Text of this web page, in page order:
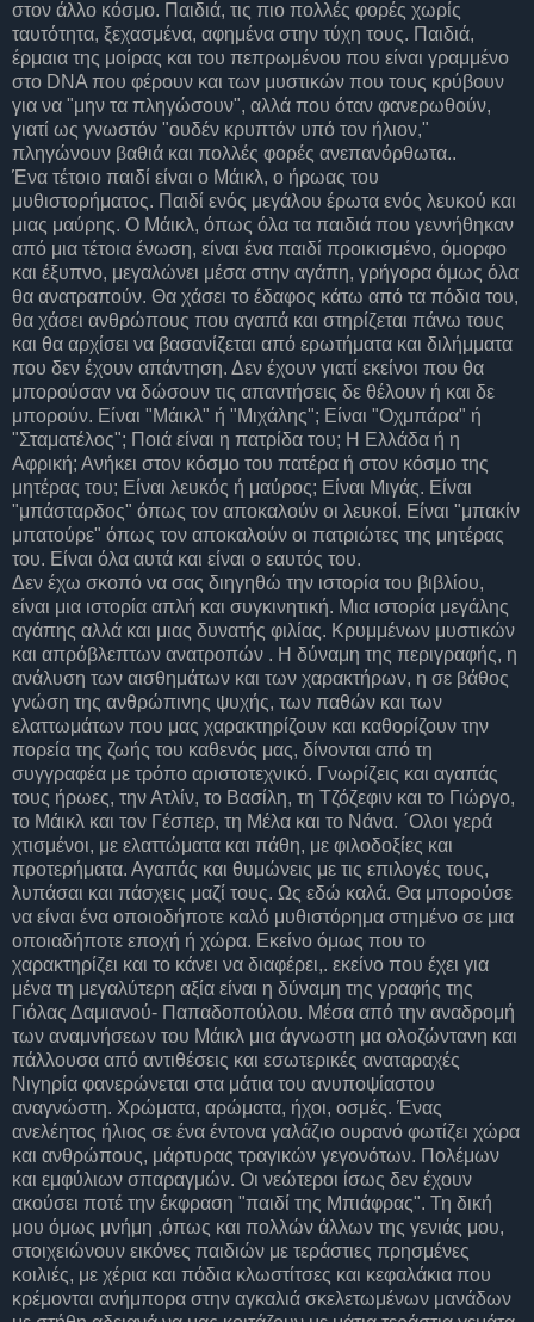
στον άλλο κόσμο. Παιδιά, τις πιο πολλές φορές χωρίς
ταυτότητα, ξεχασμένα, αφημένα στην τύχη τους. Παιδιά,
έρμαια της μοίρας και του πεπρωμένου που είναι γραμμένο
στο DNA που φέρουν και των μυστικών που τους κρύβουν
για να "μην τα πληγώσουν", αλλά που όταν φανερωθούν,
γιατί ως γνωστόν "ουδέν κρυπτόν υπό τον ήλιον,"
πληγώνουν βαθιά και πολλές φορές ανεπανόρθωτα..
Ένα τέτοιο παιδί είναι ο Μάικλ, ο ήρωας του
μυθιστορήματος. Παιδί ενός μεγάλου έρωτα ενός λευκού και
μιας μαύρης. Ο Μάικλ, όπως όλα τα παιδιά που γεννήθηκαν
από μια τέτοια ένωση, είναι ένα παιδί προικισμένο, όμορφο
και έξυπνο, μεγαλώνει μέσα στην αγάπη, γρήγορα όμως όλα
θα ανατραπούν. Θα χάσει το έδαφος κάτω από τα πόδια του,
θα χάσει ανθρώπους που αγαπά και στηρίζεται πάνω τους
και θα αρχίσει να βασανίζεται από ερωτήματα και διλήμματα
που δεν έχουν απάντηση. Δεν έχουν γιατί εκείνοι που θα
μπορούσαν να δώσουν τις απαντήσεις δε θέλουν ή και δε
μπορούν. Είναι "Μάικλ" ή "Μιχάλης"; Είναι "Οχμπάρα" ή
"Σταματέλος"; Ποιά είναι η πατρίδα του; Η Ελλάδα ή η
Αφρική; Ανήκει στον κόσμο του πατέρα ή στον κόσμο της
μητέρας του; Είναι λευκός ή μαύρος; Είναι Μιγάς. Είναι
"μπάσταρδος" όπως τον αποκαλούν οι λευκοί. Είναι "μπακίν
μπατούρε" όπως τον αποκαλούν οι πατριώτες της μητέρας
του. Είναι όλα αυτά και είναι ο εαυτός του.
Δεν έχω σκοπό να σας διηγηθώ την ιστορία του βιβλίου,
είναι μια ιστορία απλή και συγκινητική. Μια ιστορία μεγάλης
αγάπης αλλά και μιας δυνατής φιλίας. Κρυμμένων μυστικών
και απρόβλεπτων ανατροπών . Η δύναμη της περιγραφής, η
ανάλυση των αισθημάτων και των χαρακτήρων, η σε βάθος
γνώση της ανθρώπινης ψυχής, των παθών και των
ελαττωμάτων που μας χαρακτηρίζουν και καθορίζουν την
πορεία της ζωής του καθενός μας, δίνονται από τη
συγγραφέα με τρόπο αριστοτεχνικό. Γνωρίζεις και αγαπάς
τους ήρωες, την Ατλίν, το Βασίλη, τη Τζόζεφιν και το Γιώργο,
το Μάικλ και τον Γέσπερ, τη Μέλα και το Νάνα. ΄Ολοι γερά
χτισμένοι, με ελαττώματα και πάθη, με φιλοδοξίες και
προτερήματα. Αγαπάς και θυμώνεις με τις επιλογές τους,
λυπάσαι και πάσχεις μαζί τους. Ως εδώ καλά. Θα μπορούσε
να είναι ένα οποιοδήποτε καλό μυθιστόρημα στημένο σε μια
οποιαδήποτε εποχή ή χώρα. Εκείνο όμως που το
χαρακτηρίζει και το κάνει να διαφέρει,. εκείνο που έχει για
μένα τη μεγαλύτερη αξία είναι η δύναμη της γραφής της
Γιόλας Δαμιανού- Παπαδοπούλου. Μέσα από την αναδρομή
των αναμνήσεων του Μάικλ μια άγνωστη μα ολοζώντανη και
πάλλουσα από αντιθέσεις και εσωτερικές αναταραχές
Νιγηρία φανερώνεται στα μάτια του ανυποψίαστου
αναγνώστη. Χρώματα, αρώματα, ήχοι, οσμές. Ένας
ανελέητος ήλιος σε ένα έντονα γαλάζιο ουρανό φωτίζει χώρα
και ανθρώπους, μάρτυρας τραγικών γεγονότων. Πολέμων
και εμφύλιων σπαραγμών. Οι νεώτεροι ίσως δεν έχουν
ακούσει ποτέ την έκφραση "παιδί της Μπιάφρας". Τη δική
μου όμως μνήμη ,όπως και πολλών άλλων της γενιάς μου,
στοιχειώνουν εικόνες παιδιών με τεράστιες πρησμένες
κοιλιές, με χέρια και πόδια κλωστίτσες και κεφαλάκια που
κρέμονται ανήμπορα στην αγκαλιά σκελετωμένων μανάδων